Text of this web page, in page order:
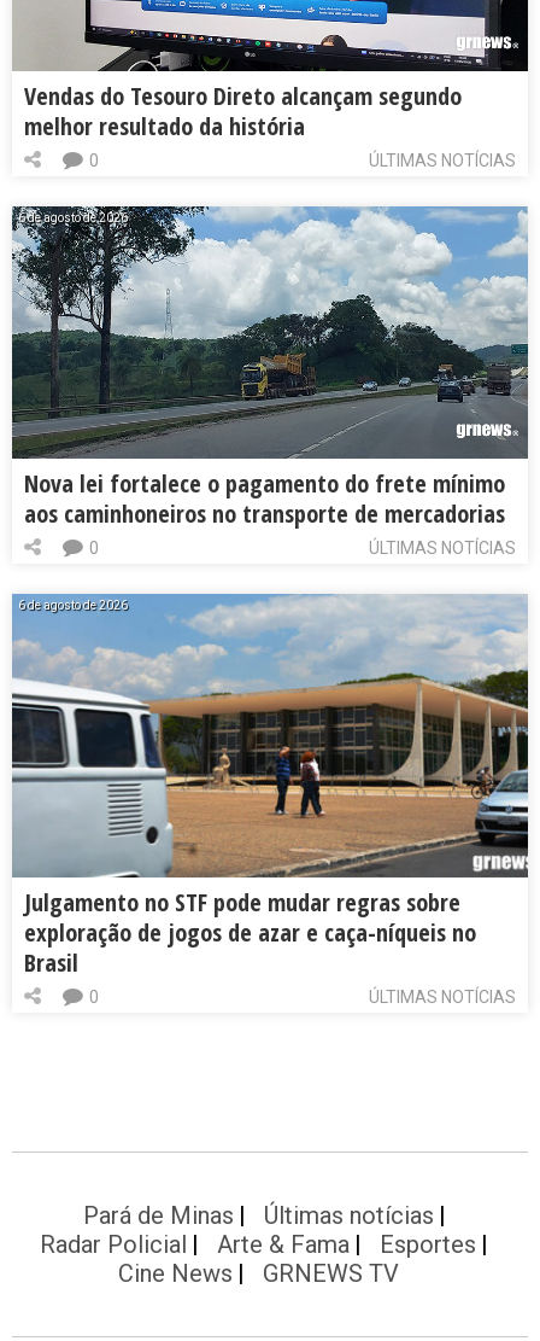
Vendas do Tesouro Direto alcançam segundo
melhor resultado da história
ÚLTIMAS NOTÍCIAS
0
6 de agosto de 2026
Nova lei fortalece o pagamento do frete mínimo
aos caminhoneiros no transporte de mercadorias
ÚLTIMAS NOTÍCIAS
0
6 de agosto de 2026
Julgamento no STF pode mudar regras sobre
exploração de jogos de azar e caça-níqueis no
Brasil
ÚLTIMAS NOTÍCIAS
0
Pará de Minas
Últimas notícias
Radar Policial
Arte & Fama
Esportes
Cine News
GRNEWS TV